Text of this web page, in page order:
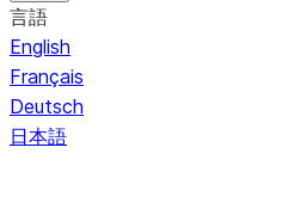
言語
English
Français
Deutsch
日本語